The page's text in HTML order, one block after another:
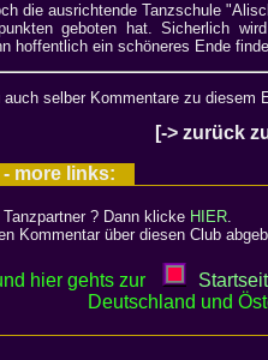
die ausrichtende Tanzschule
geboten hat. Sicherlich
hoffentlich ein schöneres Ende
auch selber Kommentare zu diesem
[-> zurück
- more links:
? Dann klicke HIER.
Kommentar über diesen Club
hier gehts zur
Deutschland und